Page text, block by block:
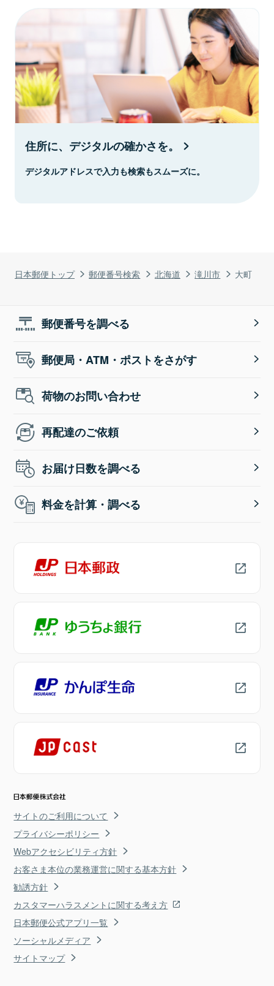
日本郵便トップ 郵便番号検索 北海道 滝川市 大町
住所に、デジタルの確かさを。
デジタルアドレスで入力も検索もスムーズに。
郵便番号を調べる
郵便局・ATM・ポストをさがす
荷物のお問い合わせ
再配達のご依頼
お届け日数を調べる
料金を計算・調べる
サイトのご利用について
プライバシーポリシー
Webアクセシビリティ方針
お客さま本位の業務運営に関する基本方針
勧誘方針
カスタマーハラスメントに関する考え方
日本郵便公式アプリ一覧
ソーシャルメディア
サイトマップ